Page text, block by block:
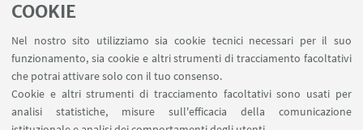
COOKIE
Nel nostro sito utilizziamo sia cookie tecnici necessari per il suo
funzionamento, sia cookie e altri strumenti di tracciamento facoltativi
che potrai attivare solo con il tuo consenso.
Cookie e altri strumenti di tracciamento facoltativi sono usati per
analisi statistiche, misure sull'efficacia della comunicazione
raccontato direttamente dalla voce delle aziende
per dare spunti e per consentire di affrontare al
meglio la ricerca di un’occupazione.
TARGET